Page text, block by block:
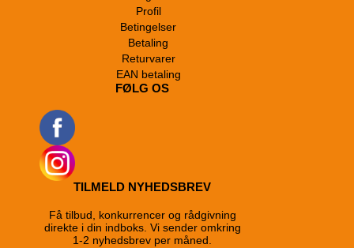
Profil
Betingelser
Betaling
Returvarer
EAN betaling
FØLG OS
TILMELD NYHEDSBREV
Få tilbud, konkurrencer og rådgivning
direkte i din indboks. Vi sender omkring
1-2 nyhedsbrev per måned.